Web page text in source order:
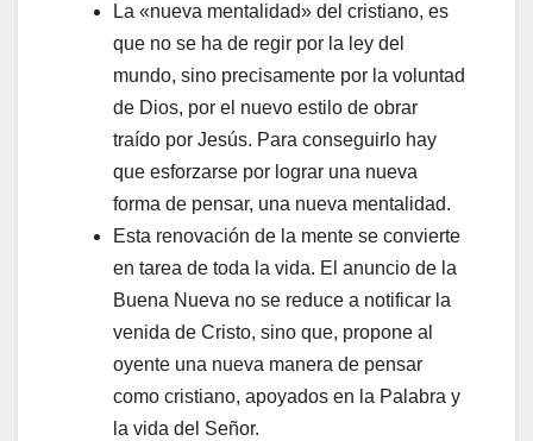
La «nueva mentalidad» del cristiano, es
que no se ha de regir por la ley del
mundo, sino precisamente por la voluntad
de Dios, por el nuevo estilo de obrar
traído por Jesús. Para conseguirlo hay
que esforzarse por lograr una nueva
forma de pensar, una nueva mentalidad.
Esta renovación de la mente se convierte
en tarea de toda la vida. El anuncio de la
Buena Nueva no se reduce a notificar la
venida de Cristo, sino que, propone al
oyente una nueva manera de pensar
como cristiano, apoyados en la Palabra y
la vida del Señor.